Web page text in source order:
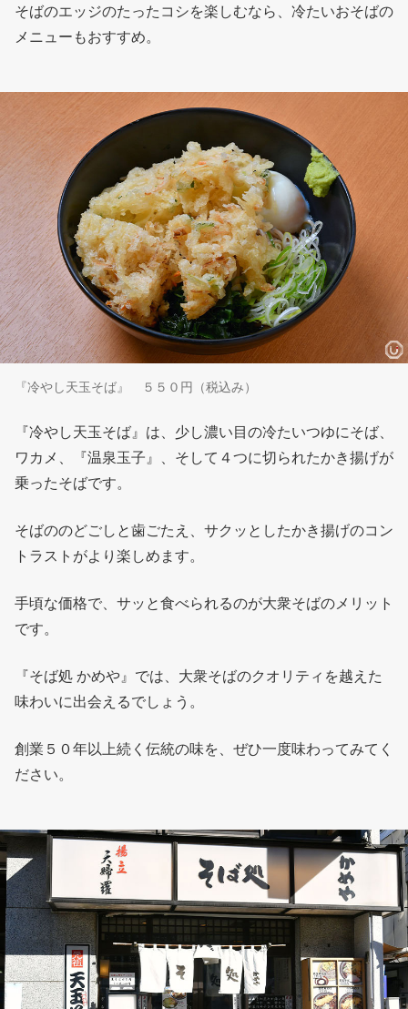
そばのエッジのたったコシを楽しむなら、冷たいおそばの
メニューもおすすめ。
『冷やし天玉そば』 ５５０円（税込み）
『冷やし天玉そば』は、少し濃い目の冷たいつゆにそば、
ワカメ、『温泉玉子』、そして４つに切られたかき揚げが
乗ったそばです。
そばののどごしと歯ごたえ、サクッとしたかき揚げのコン
トラストがより楽しめます。
手頃な価格で、サッと食べられるのが大衆そばのメリット
です。
『そば処 かめや』では、大衆そばのクオリティを越えた
味わいに出会えるでしょう。
創業５０年以上続く伝統の味を、ぜひ一度味わってみてく
ださい。